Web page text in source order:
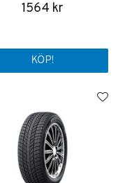
1564 kr
KÖP!